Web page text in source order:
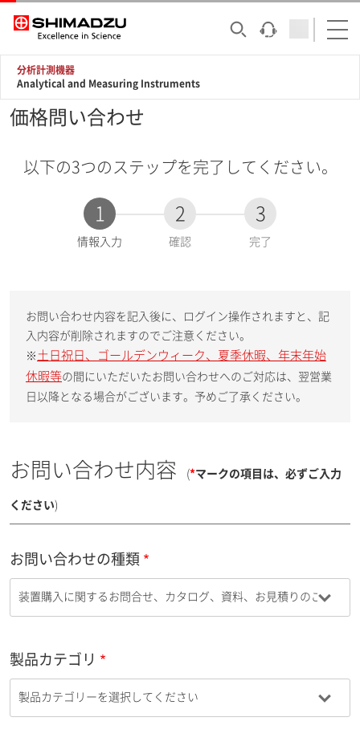
分析計測機器
Analytical and Measuring Instruments
価格問い合わせ
以下の3つのステップを完了してください。
1
現
情報入力
2
確認
3
完了
お問い合わせ内容を記入後に、ログイン操作されますと、記
入内容が削除されますのでご注意ください。
※ 土日祝日、ゴールデンウィーク、夏季休暇、年末年始
休暇等の間にいただいたお問い合わせへのご対応は、翌営業
日以降となる場合がございます。予めご了承ください。
お問い合わせ内容 (*マークの項目は、必ずご入力
ください)
お問い合わせの種類
製品カテゴリ